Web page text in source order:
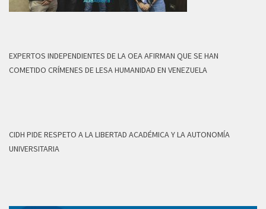
EXPERTOS INDEPENDIENTES DE LA OEA AFIRMAN QUE SE HAN
COMETIDO CRÍMENES DE LESA HUMANIDAD EN VENEZUELA
CIDH PIDE RESPETO A LA LIBERTAD ACADÉMICA Y LA AUTONOMÍA
UNIVERSITARIA